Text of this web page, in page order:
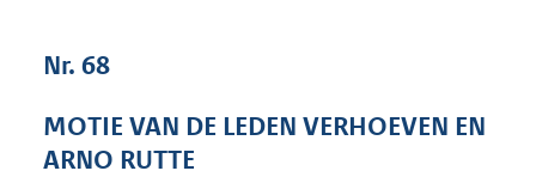
3
Nr. 68
MOTIE VAN DE LEDEN VERHOEVEN EN
ARNO RUTTE